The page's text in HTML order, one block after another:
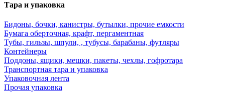
Тара и упаковка
Бидоны, бочки, канистры, бутылки, прочие емкости
Бумага оберточная, крафт, пергаментная
Тубы, гильзы, шпули, , тубусы, барабаны, футляры
Контейнеры
Поддоны, ящики, мешки, пакеты, чехлы, гофротара
Транспортная тара и упаковка
Упаковочная лента
Прочая упаковка